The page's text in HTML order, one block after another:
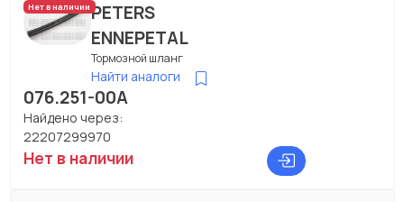
Нет в наличииPETERS
ENNEPETAL
Тормозной шланг
Найти аналоги
076.251-00A
Найдено через:
22207299970
Нет в наличии